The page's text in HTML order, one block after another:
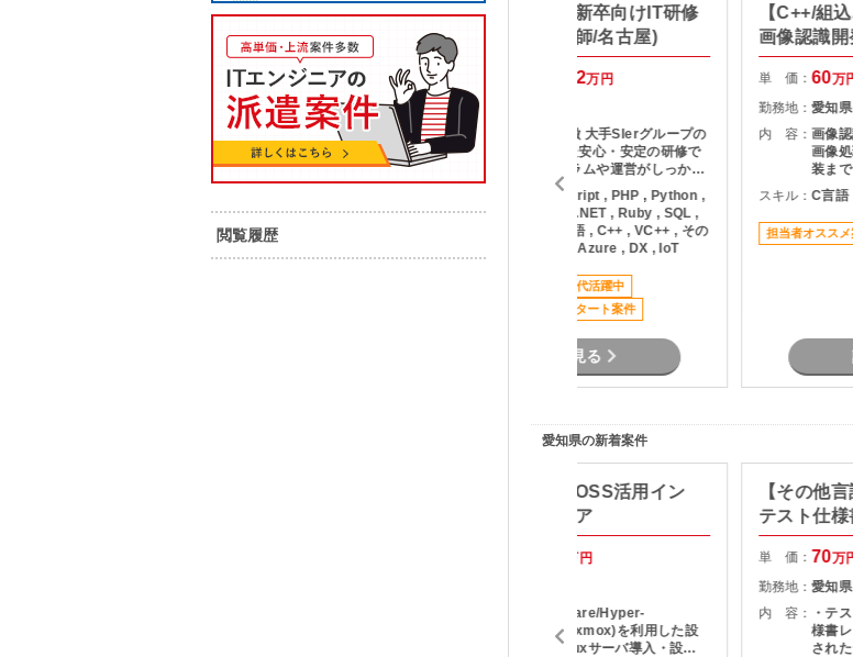
閲覧履歴
【C⁺⁺・shell・リモート可】自動
車向け基幹改修案件
90 万円
・自動車メーカー向け基幹業務シス
テムの改修・機能追加 ・詳細設計～
結合テスト ・各種調査、設計、改修
作業 ・チーム内でのコミュニケーシ
ト）の併用 ・期間：2026年3月～10
月（延長の可能性あり） ・バッチ側
担当者オススメ案件 元請け直
駅近く
【未経験歓迎！】新卒向けIT研修
講師業務（サブ講師/名古屋)
単 価： 112万円
勤務地：
内 容：
＜概要＞ ■ 特徴 大手SIerグループの
基準に基づいた安心・安定の研修で
す。 カリキュラムや運営がしっかり
した「カチッとした」研修を提供で
則） ・質問対応／教室内フォロー ・
受講者の理解サポートが中心 ＜当案
件の特徴＞ ・新人向けJava研修多
数あり ・年々受講者数が増加してお
り、フリーランスの方達にも毎年安
定して業務発注 ・弊社からのフォロ
ケーションのとれる環境を整備 ＜業
務内容＞ 新入社員向けのIT研修の講
師をご担当いただきます。 ◆主な業
果物レビュー ・朝会・夕会の運営 ・
日報のフィードバック ・評価レポー
研修期間中は専属でクラスマネージ
ャーがついてサポートいたします。
また、講師未経験の方も安心して登
壇できるよう事前の講師トレーニン
グもございます。
Java , JavaScript , PHP , Python ,
.NET , C# , VB.NET , Ruby , SQL ,
VB/VBA , C言語 , C++ , VC++ , その
他言語 , AWS , Azure , DX , IoT
20代活躍中
４月スタート案件
詳細を見る
【C++/組
画像認識開
単 価：60万
勤務地：愛知県
内 容：画像
画像
装ま
す。
スキル：C言語
担当者オスス
愛知県の新着案件
【Linux/仮想化】OSS活用イン
フラ構築エンジニア
万円
仮想基盤(VMware/Hyper-
V/Nutanix/Proxmox)を利用した設
計～構築～Linuxサーバ導入・設定
【その他
テスト仕
単 価： 70万
勤務地：愛知県
内 容：
・テ
様書
され